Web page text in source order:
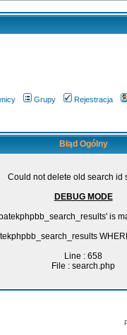
Grupy Rejestracja
Błąd Ogólny
Could not delete old search id
DEBUG MODE
is
Line : 658
File : search.php